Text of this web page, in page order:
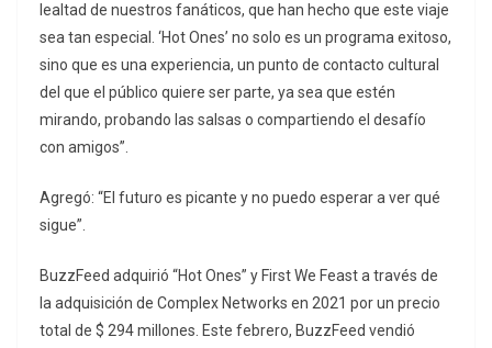
lealtad de nuestros fanáticos, que han hecho que este viaje
sea tan especial. ‘Hot Ones’ no solo es un programa exitoso,
sino que es una experiencia, un punto de contacto cultural
del que el público quiere ser parte, ya sea que estén
mirando, probando las salsas o compartiendo el desafío
con amigos”.
Agregó: “El futuro es picante y no puedo esperar a ver qué
sigue”.
BuzzFeed adquirió “Hot Ones” y First We Feast a través de
la adquisición de Complex Networks en 2021 por un precio
total de $ 294 millones. Este febrero, BuzzFeed vendió